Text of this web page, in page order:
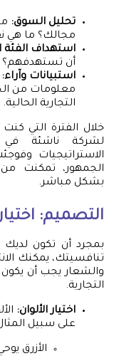
تحليل السوق:
مجالك؟ ما هي
استهداف الفئة
أن تستهدفهم؟
استبيانات وآراء:
معلومات من
التجارية الحالية.
خلال الفترة التي
لشركة ناشئة في
الاستراتيجيات
الجمهور، تمكنت من
بشكل مباشر.
التصميم:
بمجرد أن تكون
تنافسيتك، يمكنك
والشعار يجب أن
التجارية.
اختيار الألوان:
على سبيل
الأزرق